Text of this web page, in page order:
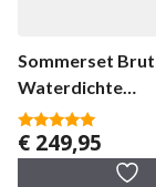
Sommerset
Waterdichte
Outdoorlaars
5.00
van 5
€ 249,95